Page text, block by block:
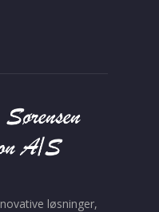
løsninger,